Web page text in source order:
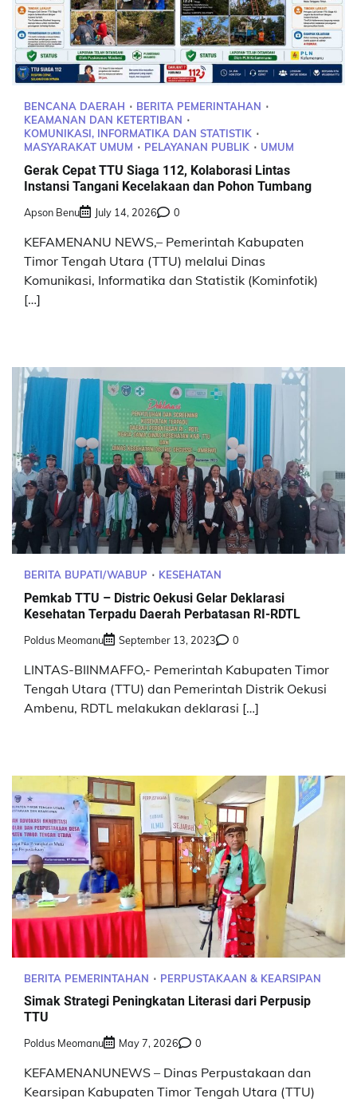
BENCANA DAERAH
BERITA PEMERINTAHAN
KEAMANAN DAN KETERTIBAN
KOMUNIKASI, INFORMATIKA DAN STATISTIK
MASYARAKAT UMUM
PELAYANAN PUBLIK UMUM
Gerak Cepat TTU Siaga 112, Kolaborasi Lintas
Instansi Tangani Kecelakaan dan Pohon Tumbang
Apson Benu July 14, 2026 0
KEFAMENANU NEWS,– Pemerintah Kabupaten
Timor Tengah Utara (TTU) melalui Dinas
Komunikasi, Informatika dan Statistik (Kominfotik)
[…]
BERITA BUPATI/WABUP KESEHATAN
Pemkab TTU – Distric Oekusi Gelar Deklarasi
Kesehatan Terpadu Daerah Perbatasan RI-RDTL
Poldus Meomanu September 13, 2023 0
LINTAS-BIINMAFFO,- Pemerintah Kabupaten Timor
Tengah Utara (TTU) dan Pemerintah Distrik Oekusi
Ambenu, RDTL melakukan deklarasi […]
BERITA PEMERINTAHAN PERPUSTAKAAN & KEARSIPAN
Simak Strategi Peningkatan Literasi dari Perpusip
TTU
Poldus Meomanu May 7, 2026 0
KEFAMENANUNEWS – Dinas Perpustakaan dan
Kearsipan Kabupaten Timor Tengah Utara (TTU)